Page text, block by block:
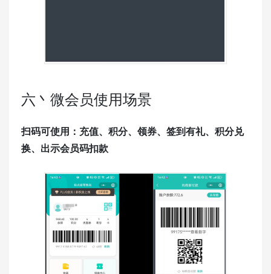
六丶微会员使用场景
扫码可使用：充值、积分、领券、签到有礼、积分兑
换、出示会员码扣款